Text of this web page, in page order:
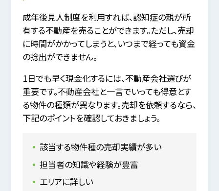
成年後見人制度を利用すれば、認知症の親が所
有する不動産を売ることができます。ただし、売却
に時間がかかってしまうと、いつまで経っても資金
の捻出ができません。
1日でも早く現金化するには、不動産会社選びが
重要です。不動産会社と一言でいっても得意とす
る物件の種類が異なります。売却を依頼するなら、
下記のポイントを確認しておきましょう。
該当する物件種の売却実績が多い
担当者の知識や経験が豊富
エリアに詳しい